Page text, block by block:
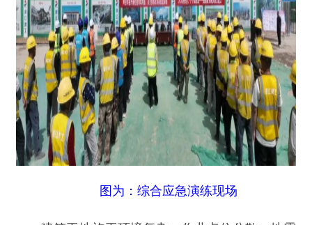
图为：综合应急演练现场
建筑工地施工环境复杂，作业点位分散，地震
灾害、高空坠落、施工现场起火是工程建设中最常
见、风险最高的安全隐患，一旦发生险情，极易造
成人员受伤和财产损失。结合棚户区改造工程施工
特点，本次演练严格按照应急处置规范流程，真实